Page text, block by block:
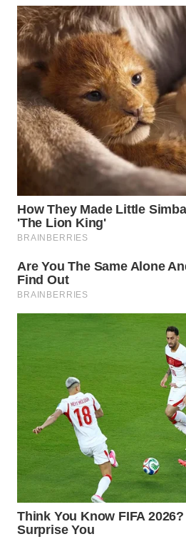
WN
TANJUNG
LESUNG
WN
KARO
WN
SIMALUNGUN
WN
LABUHANBATU
TAPANULI
TENGAH
WN DELI
WN
TEBING
TINGGI
WN
PAKPAK
WN
KARAWANG